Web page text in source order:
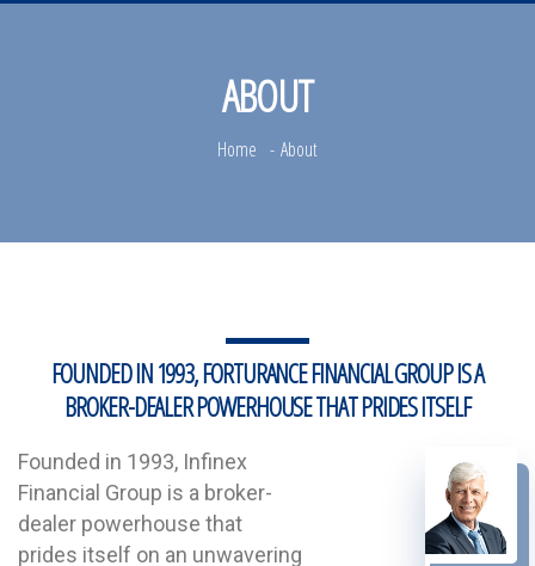
ABOUT
Home About
FOUNDED IN 1993, FORTURANCE FINANCIAL GROUP IS A
BROKER-DEALER POWERHOUSE THAT PRIDES ITSELF
Founded in 1993, Infinex
Financial Group is a broker-
dealer powerhouse that
prides itself on an unwavering